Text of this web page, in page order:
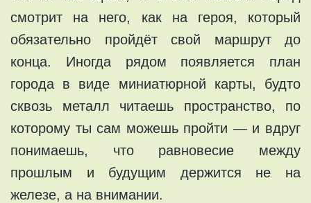
смотрит на него, как на героя, который
обязательно пройдёт свой маршрут до
конца. Иногда рядом появляется план
города в виде миниатюрной карты, будто
сквозь металл читаешь пространство, по
которому ты сам можешь пройти — и вдруг
понимаешь, что равновесие между
прошлым и будущим держится не на
железе, а на внимании.